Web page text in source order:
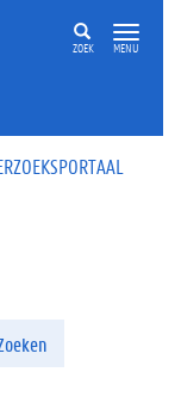
ZOEK MENU